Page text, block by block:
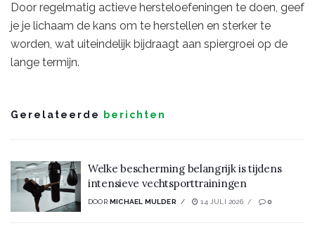
Door regelmatig actieve hersteloefeningen te doen, geef
je je lichaam de kans om te herstellen en sterker te
worden, wat uiteindelijk bijdraagt aan spiergroei op de
lange termijn.
Gerelateerde berichten
Welke bescherming belangrijk is tijdens
intensieve vechtsporttrainingen
DOOR MICHAEL MULDER 14 JULI 2026 0